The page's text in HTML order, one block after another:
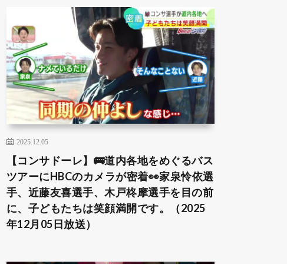
2025.12.05
【コンサドーレ】🚌道内各地をめぐるバス
ツアーにHBCのカメラが密着👀家泉怜依選
手、近藤友喜選手、木戸柊摩選手を目の前
に、子どもたちは笑顔満開です。（2025
年12月05日放送）